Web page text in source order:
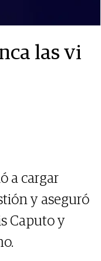
las vi
a cargar
y aseguró
Caputo y